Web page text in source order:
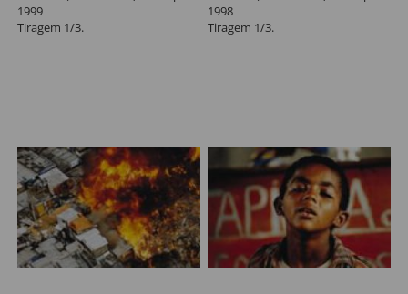
1999
Tiragem 1/3.
1998
Tiragem 1/3.